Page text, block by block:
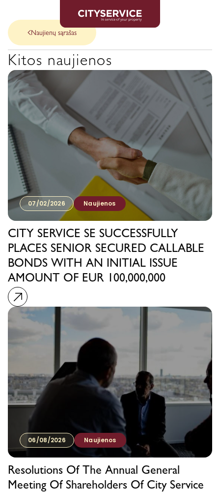
Naujienų sąrašas
Kitos naujienos
07/02/2026 Naujienos
CITY SERVICE SE SUCCESSFULLY
PLACES SENIOR SECURED CALLABLE
BONDS WITH AN INITIAL ISSUE
AMOUNT OF EUR 100,000,000
06/08/2026 Naujienos
Resolutions Of The Annual General
Meeting Of Shareholders Of City Service